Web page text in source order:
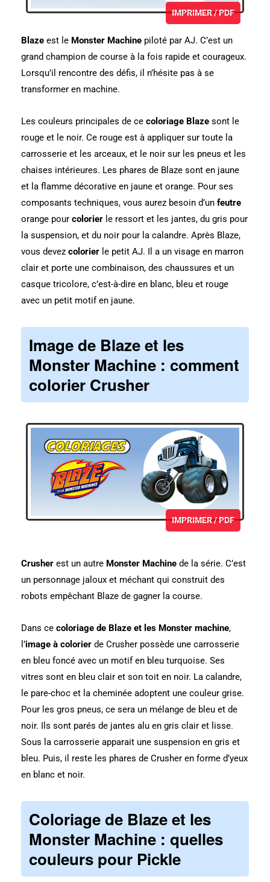
IMPRIMER / PDF
Blaze est le Monster Machine piloté par AJ. C’est un
grand champion de course à la fois rapide et courageux.
Lorsqu’il rencontre des défis, il n’hésite pas à se
transformer en machine.
Les couleurs principales de ce coloriage Blaze sont le
rouge et le noir. Ce rouge est à appliquer sur toute la
carrosserie et les arceaux, et le noir sur les pneus et les
chaises intérieures. Les phares de Blaze sont en jaune
et la flamme décorative en jaune et orange. Pour ses
composants techniques, vous aurez besoin d’un feutre
orange pour colorier le ressort et les jantes, du gris pour
la suspension, et du noir pour la calandre. Après Blaze,
vous devez colorier le petit AJ. Il a un visage en marron
clair et porte une combinaison, des chaussures et un
casque tricolore, c’est-à-dire en blanc, bleu et rouge
avec un petit motif en jaune.
Image de Blaze et les
Monster Machine : comment
colorier Crusher
IMPRIMER / PDF
Crusher est un autre Monster Machine de la série. C’est
un personnage jaloux et méchant qui construit des
robots empêchant Blaze de gagner la course.
Dans ce coloriage de Blaze et les Monster machine,
l’image à colorier de Crusher possède une carrosserie
en bleu foncé avec un motif en bleu turquoise. Ses
vitres sont en bleu clair et son toit en noir. La calandre,
le pare-choc et la cheminée adoptent une couleur grise.
Pour les gros pneus, ce sera un mélange de bleu et de
noir. Ils sont parés de jantes alu en gris clair et lisse.
Sous la carrosserie apparait une suspension en gris et
bleu. Puis, il reste les phares de Crusher en forme d’yeux
en blanc et noir.
Coloriage de Blaze et les
Monster Machine : quelles
couleurs pour Pickle